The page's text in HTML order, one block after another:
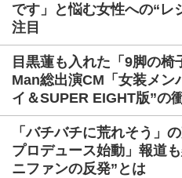
です」と悩む女性への“レ
注目
目黒蓮も入れた「9脚の
Man総出演CM「女装メン
イ＆SUPER EIGHT版”の
「バチバチに荒れそう」
プロデュース始動」報道
ニファンの反発”とは